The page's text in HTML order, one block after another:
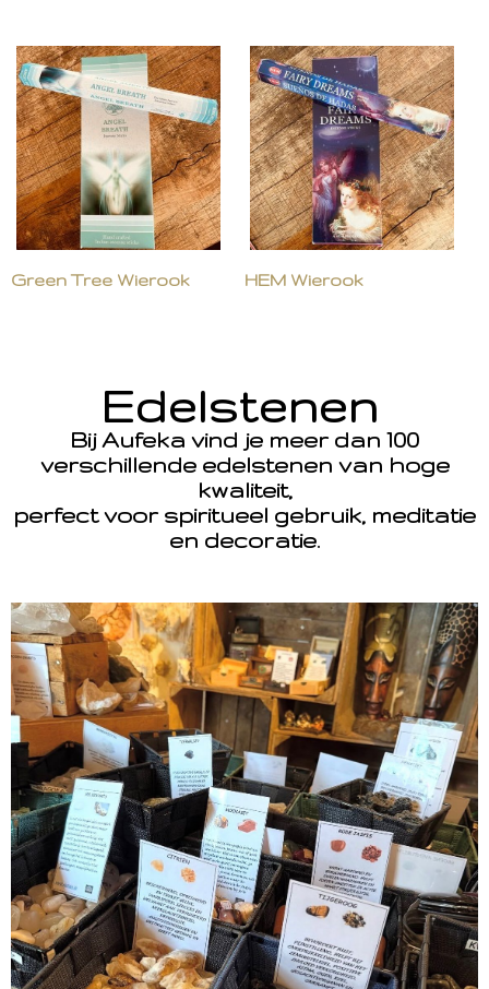
Green Tree Wierook HEM Wierook
Edelstenen
Bij Aufeka vind je meer dan 100
verschillende edelstenen van hoge
kwaliteit,
perfect voor spiritueel gebruik, meditatie
en decoratie.